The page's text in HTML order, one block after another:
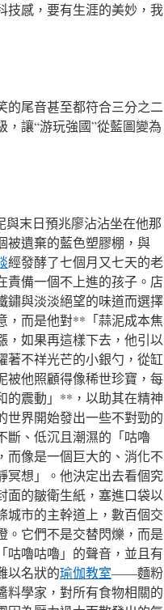
技感，要有生涯的美妙，我
的尾音甚至都符合三分之二
讓“游玩強國”從藍圖變為
與末日預兆廖沾沾坐在他那
被遺棄的藍色塑膠棚，與
經發酵了七個月又七天的老
責備一個不上進的孩子。店
鏽與淡淡絕望的味道而選擇
，而是他對**「蒜泥成本焦
，如果再這樣下去，他引以
著不祥光芒的小銀勺，從缸
被他照顧得像稀世珍寶，每
的震動」**，以助其在精神
世界開始發出一些不對勁的
斷、低沉且潮濕的「咕嚕
像是一個巨大的、消化不
冥想」。他決定出去看個究
面的皺衛生紙，塞進口袋以
城市的主幹道上，數百個交
。它們不是交替閃爍，而是
咕嚕咕嚕」的聲音，並且有
以名狀的瑜伽教室——麵粉
料學家，對所有食物相關的